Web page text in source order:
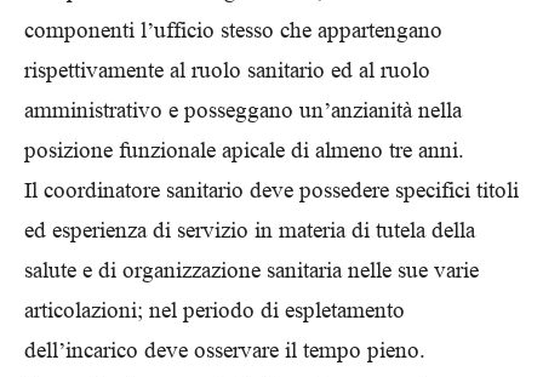
componenti l’ufficio stesso che appartengano
rispettivamente al ruolo sanitario ed al ruolo
amministrativo e posseggano un’anzianità nella
posizione funzionale apicale di almeno tre anni.
Il coordinatore sanitario deve possedere specifici titoli
ed esperienza di servizio in materia di tutela della
salute e di organizzazione sanitaria nelle sue varie
articolazioni; nel periodo di espletamento
dell’incarico deve osservare il tempo pieno.